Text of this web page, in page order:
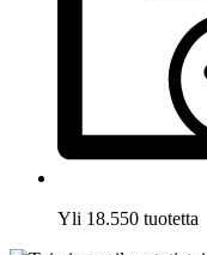
Yli 18.550 tuotetta